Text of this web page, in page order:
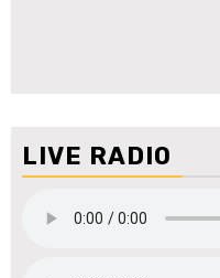
LIVE RADIO